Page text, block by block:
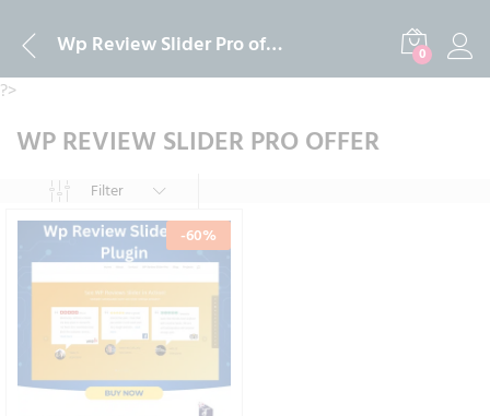
Wp Review Slider Pro offer 0
?>
WP REVIEW SLIDER PRO OFFER
Filter
-60%